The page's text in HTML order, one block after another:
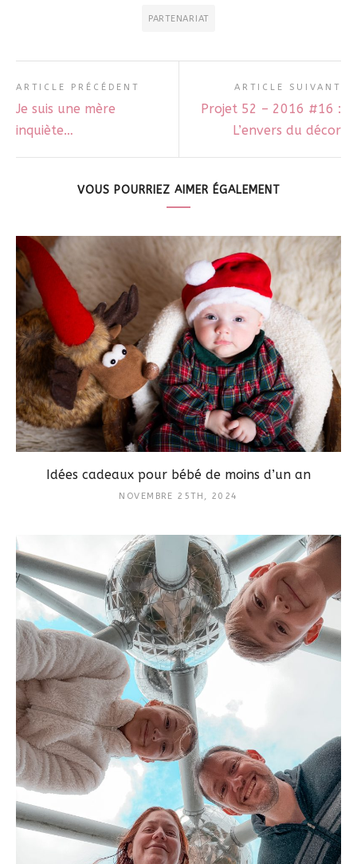
PARTENARIAT
ARTICLE PRÉCÉDENT
Je suis une mère
inquiète…
ARTICLE SUIVANT
Projet 52 – 2016 #16 :
L’envers du décor
VOUS POURRIEZ AIMER ÉGALEMENT
Idées cadeaux pour bébé de moins d’un an
NOVEMBRE 25TH, 2024